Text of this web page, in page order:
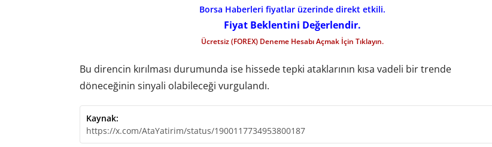
Borsa Haberleri fiyatlar üzerinde direkt etkili.
Fiyat Beklentini Değerlendir.
Ücretsiz (FOREX) Deneme Hesabı Açmak İçin Tıklayın.
Bu direncin kırılması durumunda ise hissede tepki ataklarının kısa vadeli bir trende
döneceğinin sinyali olabileceği vurgulandı.
Kaynak:
https://x.com/AtaYatirim/status/1900117734953800187